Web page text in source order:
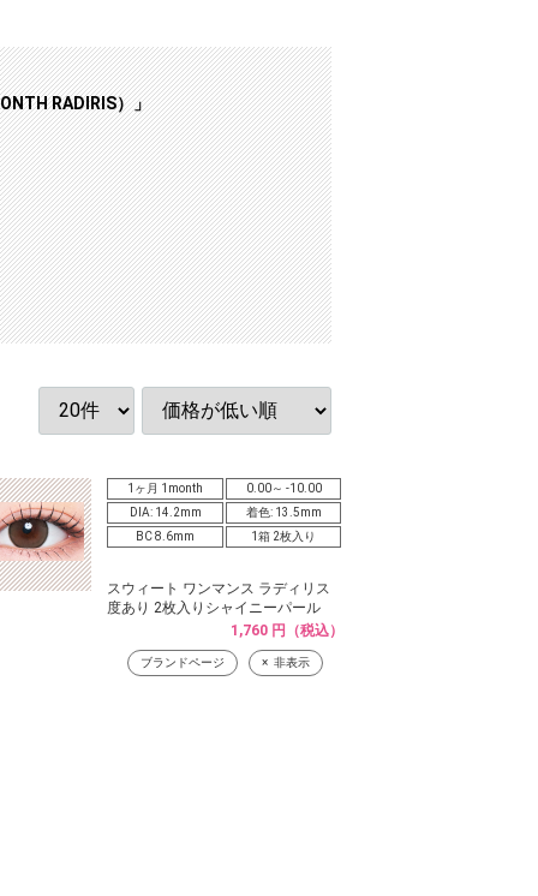
RADIRIS）」
1ヶ月 1month
0.00～ -10.00
DIA: 14.2mm
着色: 13.5mm
BC 8.6mm
1箱 2枚入り
スウィート ワンマンス ラディリス
度あり 2枚入りシャイニーパール
1,760 円（税込）
ブランドページ 非表示